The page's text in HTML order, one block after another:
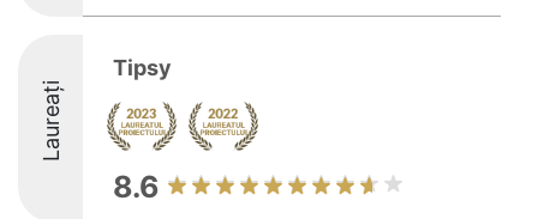
Laureați
Tipsy
8.6